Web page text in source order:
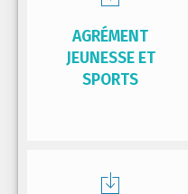
AGRÉMENT
JEUNESSE ET
SPORTS